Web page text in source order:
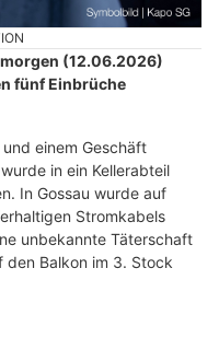
(12.06.2026)
fünf Einbrüche
einem Geschäft
in ein Kellerabteil
In Gossau wurde auf
Stromkabels
unbekannte Täterschaft
den Balkon im 3. Stock